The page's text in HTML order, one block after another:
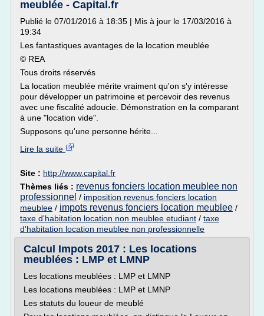
meublée - Capital.fr
Publié le 07/01/2016 à 18:35 | Mis à jour le 17/03/2016 à
19:34
Les fantastiques avantages de la location meublée
© REA
Tous droits réservés
La location meublée mérite vraiment qu'on s'y intéresse
pour développer un patrimoine et percevoir des revenus
avec une fiscalité adoucie. Démonstration en la comparant
à une "location vide".
Supposons qu'une personne hérite...
Lire la suite
Site : http://www.capital.fr
Thèmes liés : revenus fonciers location meublee non
professionnel / imposition revenus fonciers location
meublee / impots revenus fonciers location meublee /
taxe d'habitation location non meublee etudiant / taxe
d'habitation location meublee non professionnelle
Calcul Impots 2017 : Les locations
meublées : LMP et LMNP
Les locations meublées : LMP et LMNP
Les locations meublées : LMP et LMNP
Les statuts du loueur de meublé